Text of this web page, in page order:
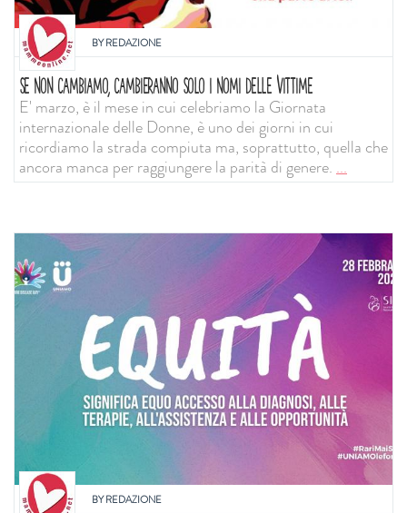
BYREDAZIONE
SE NON CAMBIAMO, CAMBIERANNO SOLO I NOMI DELLE VITTIME
E' marzo, è il mese in cui celebriamo la Giornata
internazionale delle Donne, è uno dei giorni in cui
ricordiamo la strada compiuta ma, soprattutto, quella che
ancora manca per raggiungere la parità di genere. ...
BYREDAZIONE